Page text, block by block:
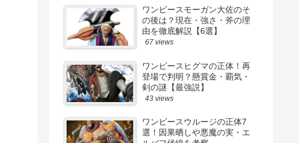
ワンピースモーガン大佐のそ
の後は？現在・強さ・斧の理
由を徹底解説【6選】
67 views
ワンピースヒグマの正体！再
登場で判明？懸賞金・覇気・
剣の謎【最強説】
43 views
ワンピースウルージの正体7
選！因果晒しや悪魔の実・エ